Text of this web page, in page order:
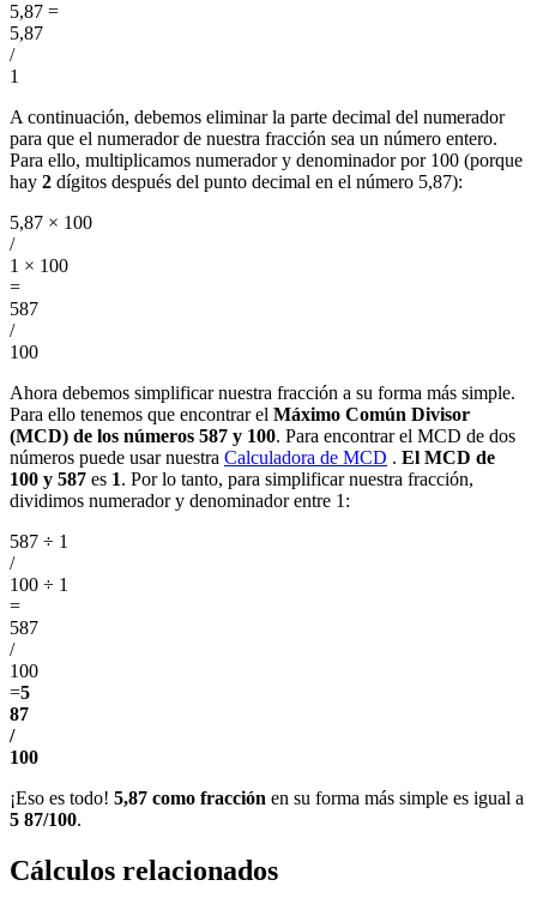
5,87 =
5,87
/
1
A continuación, debemos eliminar la parte decimal del numerador
para que el numerador de nuestra fracción sea un número entero.
Para ello, multiplicamos numerador y denominador por 100 (porque
hay 2 dígitos después del punto decimal en el número 5,87):
5,87 × 100
/
1 × 100
=
587
/
100
Ahora debemos simplificar nuestra fracción a su forma más simple.
Para ello tenemos que encontrar el Máximo Común Divisor
(MCD) de los números 587 y 100. Para encontrar el MCD de dos
números puede usar nuestra Calculadora de MCD . El MCD de
100 y 587 es 1. Por lo tanto, para simplificar nuestra fracción,
dividimos numerador y denominador entre 1:
587 ÷ 1
/
100 ÷ 1
=
587
/
100
=5
87
/
100
¡Eso es todo! 5,87 como fracción en su forma más simple es igual a
5 87/100.
Cálculos relacionados